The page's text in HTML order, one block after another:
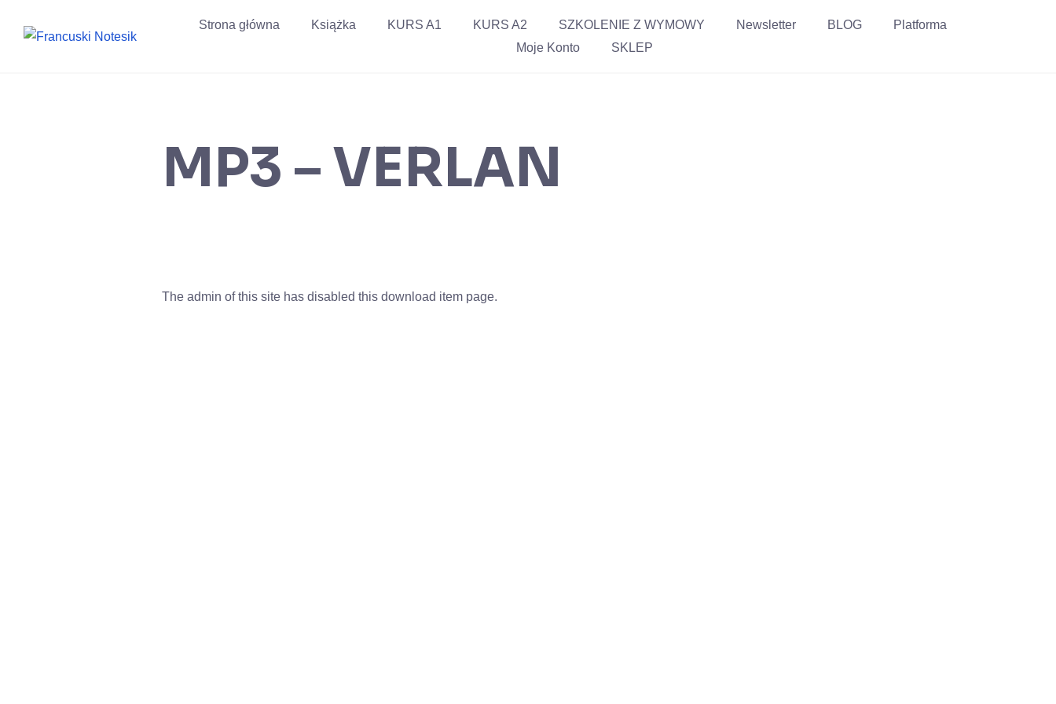
Strona główna Książka KURS A1 KURS A2 SZKOLENIE Z WYMOWY Newsletter BLOG
Platforma
Moje Konto
SKLEP
MP3 – VERLAN
The admin of this site has disabled this download item page.